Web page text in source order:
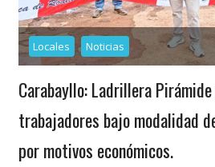
Locales Noticias
Carabayllo: Ladrillera
trabajadores bajo modalidad
por motivos económicos.